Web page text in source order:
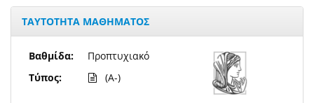
ΤΑΥΤΟΤΗΤΑ ΜΑΘΗΜΑΤΟΣ
Βαθμίδα:
Τύπος:
Προπτυχιακό
(A-)